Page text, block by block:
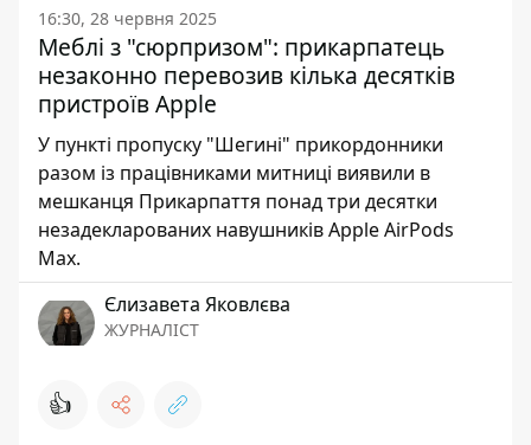
16:30, 28 червня 2025
Меблі з "сюрпризом": прикарпатець
незаконно перевозив кілька десятків
пристроїв Apple
У пункті пропуску "Шегині" прикордонники
разом із працівниками митниці виявили в
мешканця Прикарпаття понад три десятки
незадекларованих навушників Apple AirPods
Max.
Єлизавета Яковлєва
ЖУРНАЛІСТ
👍